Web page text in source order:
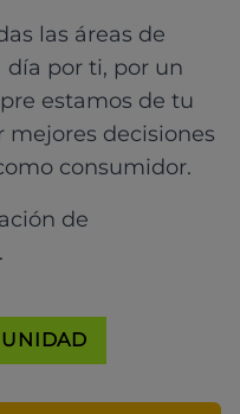
las áreas de
día por ti, por un
estamos de tu
mejores decisiones
consumidor.
de